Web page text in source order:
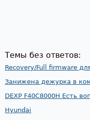
Темы без ответов:
Recovery/Full firmware
Занижена дежурка в
DEXP F40C8000H Есть
Hyundai